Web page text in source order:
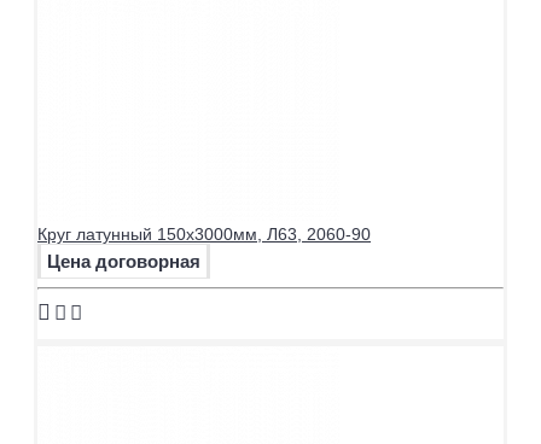
Круг латунный 150х3000мм, Л63, 2060-90
Цена договорная